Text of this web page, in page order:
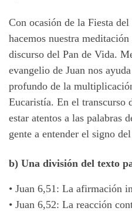
Con ocasión de la Fiesta
hacemos nuestra
discurso del Pan de Vida.
evangelio de Juan nos
profundo de la
Eucaristía. En el transcurso
estar atentos a las palabras
gente a entender el signo
b) Una división del texto
• Juan 6,51: La afirmación
• Juan 6,52: La reacción